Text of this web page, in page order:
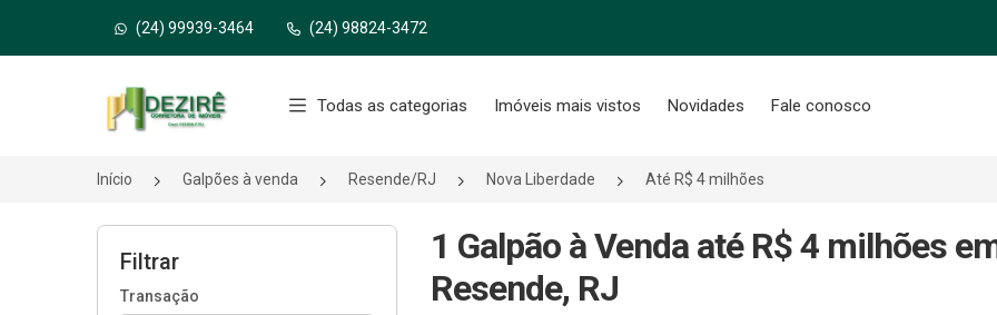
(24) 99939-3464 (24) 98824-3472
Página inicial
Todas as categorias Imóveis mais vistos Novidades Fale conosco
Início Galpões à venda Resende/RJ Nova Liberdade Até R$ 4 milhões
Filtrar
Transação
1 Galpão à Venda até R$ 4 milhões
Resende, RJ